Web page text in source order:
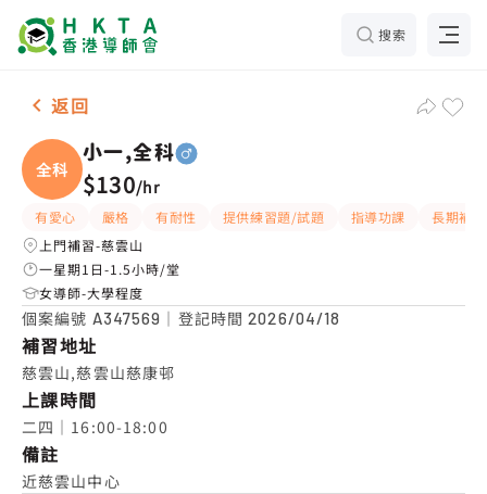
搜索
男-1名 小一,全科，慈雲山 補習推介
返回
全科
小一,全科
$130/hr
有愛心 嚴格 有耐性 提供練習題/試題 指導功課
長期補習
上門補習-慈雲山
一星期1日-1.5小時/堂
女導師-大學程度
個案編號 A347569 ｜登記時間2026/04/18
補習地址
慈雲山,慈雲山慈康邨
上課時間
二四｜16:00-18:00
備註
近慈雲山中心